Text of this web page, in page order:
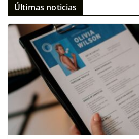
Últimas noticias